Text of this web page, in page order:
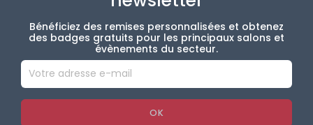
Bénéficiez des remises personnalisées et obtenez
des badges gratuits pour les principaux salons et
évènements du secteur.